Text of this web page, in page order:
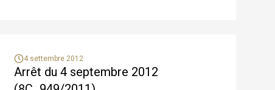
4 settembre 2012
Arrêt du 4 septembre 2012